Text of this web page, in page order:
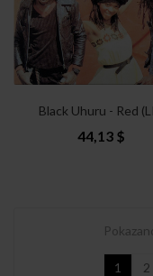
Black Uhuru - Red
44,13 $
1 2